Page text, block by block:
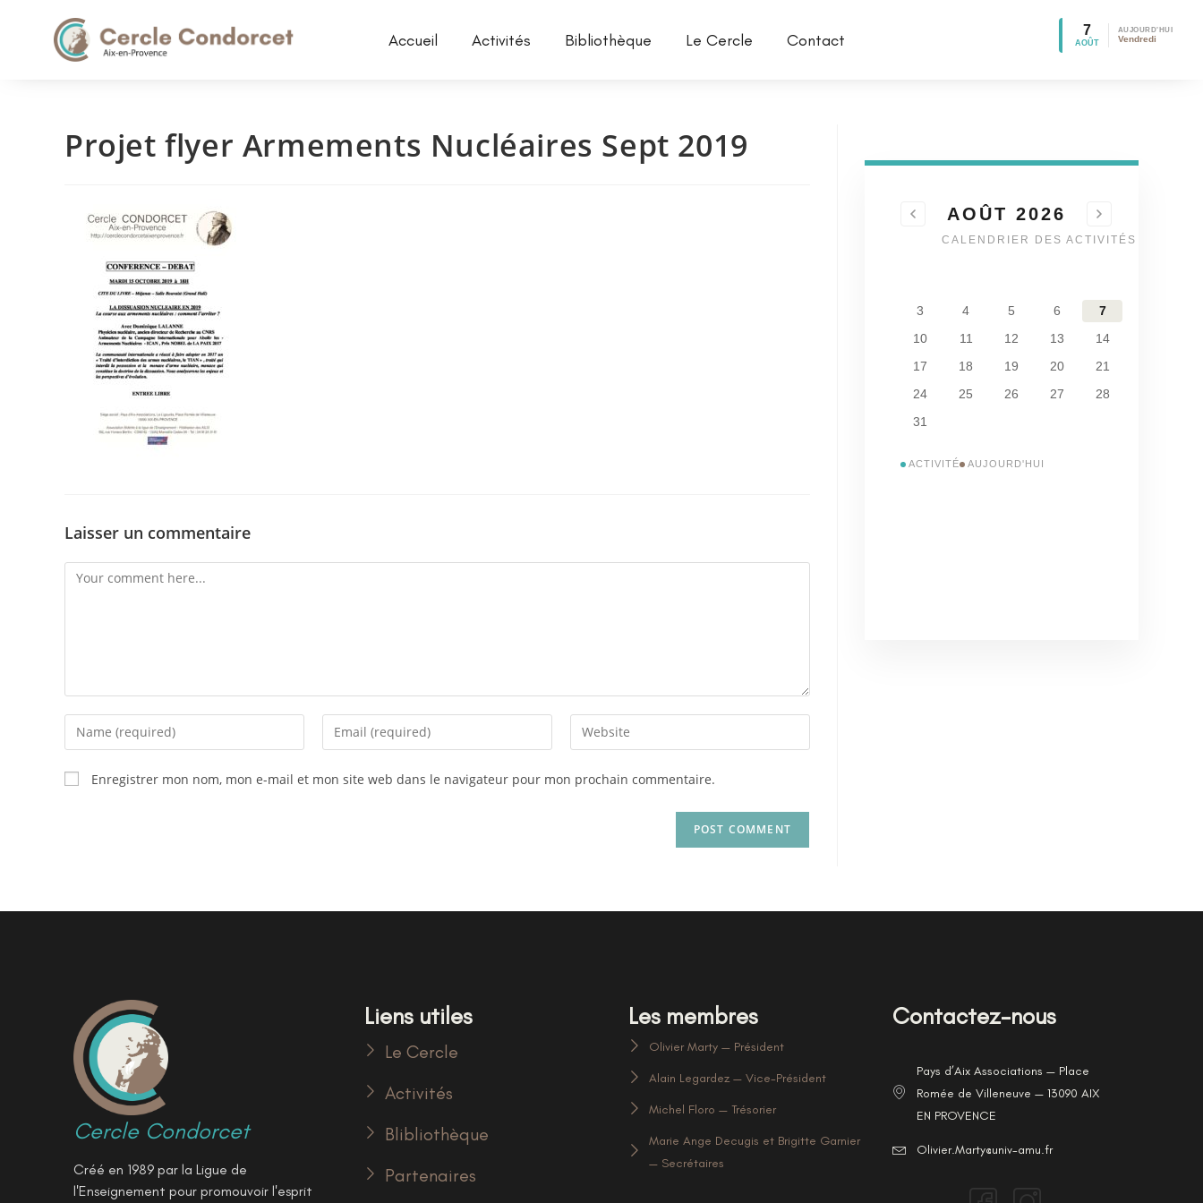
Accueil Activités Bibliothèque Le Cercle Contact
7
AOÛT
AUJOURD'HUI
Vendredi
Projet flyer Armements Nucléaires Sept 2019
Laisser un commentaire
Enregistrer mon nom, mon e-mail et mon site web dans le navigateur pour mon prochain commentaire.
AOÛT 2026
CALENDRIER DES ACTIVITÉS
3
4 5 6 7
10
11 12 13 14
17
18 19 20 21
24
25 26 27 28
31
ACTIVITÉ AUJOURD'HUI
Cercle Condorcet
Créé en 1989 par la Ligue de
l'Enseignement pour promouvoir l'esprit
Liens utiles
Le Cercle
Activités
Blibliothèque
Partenaires
Les membres
Olivier Marty — Président
Alain Legardez — Vice-Président
Michel Floro — Trésorier
Marie Ange Decugis et Brigitte Garnier
— Secrétaires
Contactez-nous
Pays d’Aix Associations — Place
Romée de Villeneuve — 13090 AIX
EN PROVENCE
Olivier.Marty@univ-amu.fr